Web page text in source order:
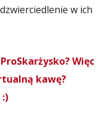
w ich
Więc
kawę?